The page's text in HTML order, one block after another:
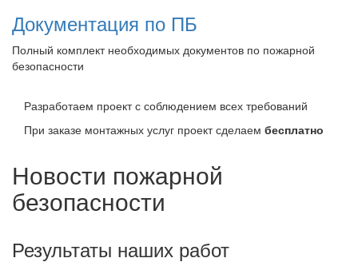
Документация по ПБ
Полный комплект необходимых документов по пожарной
безопасности
Разработаем проект с соблюдением всех требований
При заказе монтажных услуг проект сделаем бесплатно
Новости пожарной
безопасности
Результаты наших работ